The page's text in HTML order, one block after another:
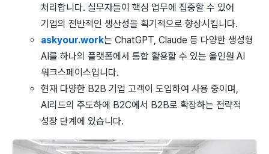
처리합니다. 실무자들이 핵심 업무에 집중할 수 있어
기업의 전반적인 생산성을 획기적으로 향상시킵니다.
askyour.work는 ChatGPT, Claude 등 다양한 생성형
AI를 하나의 플랫폼에서 통합 활용할 수 있는 올인원 AI
워크스페이스입니다.
현재 다양한 B2B 기업 고객이 도입하여 사용 중이며,
AI리드의 주도하에 B2C에서 B2B로 확장하는 전략적
성장 단계에 있습니다.